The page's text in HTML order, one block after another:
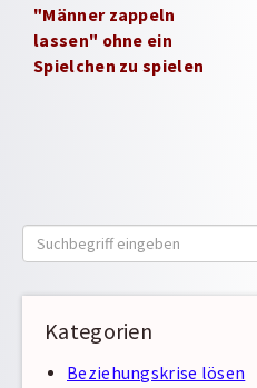
"Männer zappeln
lassen" ohne ein
Spielchen zu spielen
Suche
nach:
Kategorien
Beziehungskrise lösen